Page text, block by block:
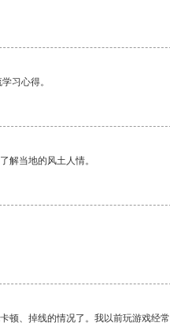
习心得。
解当地的风土人情。
、掉线的情况了。我以前玩游戏经